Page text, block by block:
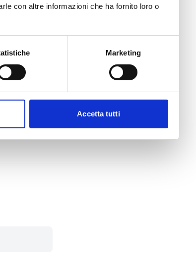
con altre informazioni che ha fornito loro o
Marketing
Accetta tutti